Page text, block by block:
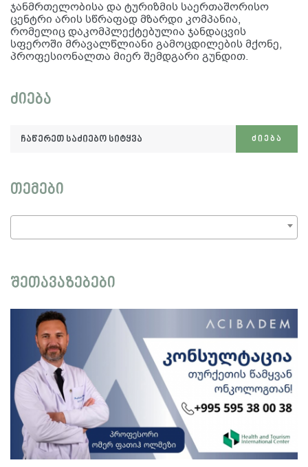
ჯანმრთელობისა და ტურიზმის საერთაშორისო
ცენტრი არის სწრაფად მზარდი კომპანია,
რომელიც დაკომპლექტებულია ჯანდაცვის
სფეროში მრავალწლიანი გამოცდილების მქონე,
პროფესიონალთა მიერ შემდგარი გუნდით.
ძიება
ჩაწერეთ
ᲫᲘᲔᲑᲐ
თემები
შეთავაზებები